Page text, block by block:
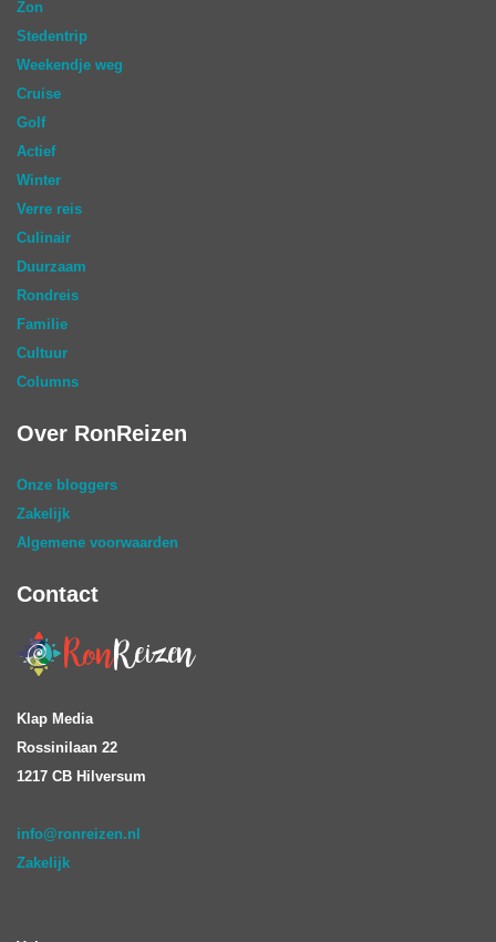
Zon
Stedentrip
Weekendje weg
Cruise
Golf
Actief
Winter
Verre reis
Culinair
Duurzaam
Rondreis
Familie
Cultuur
Columns
Over RonReizen
Onze bloggers
Zakelijk
Algemene voorwaarden
Contact
Klap Media
Rossinilaan 22
1217 CB Hilversum
info@ronreizen.nl
Zakelijk